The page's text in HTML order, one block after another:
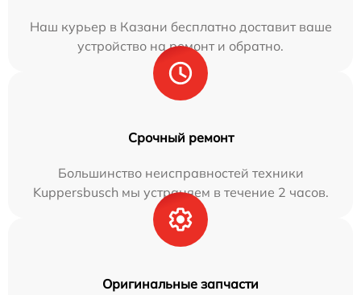
Наш курьер в Казани бесплатно доставит ваше
устройство на ремонт и обратно.
Срочный ремонт
Большинство неисправностей техники
Kuppersbusch мы устраняем в течение 2 часов.
Оригинальные запчасти